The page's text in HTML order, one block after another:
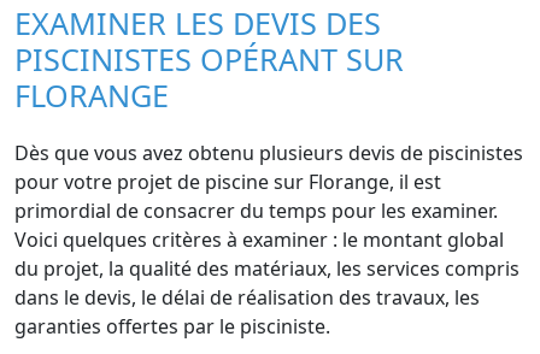
EXAMINER LES DEVIS DES
PISCINISTES OPÉRANT SUR
FLORANGE
Dès que vous avez obtenu plusieurs devis de piscinistes
pour votre projet de piscine sur Florange, il est
primordial de consacrer du temps pour les examiner.
Voici quelques critères à examiner : le montant global
du projet, la qualité des matériaux, les services compris
dans le devis, le délai de réalisation des travaux, les
garanties offertes par le pisciniste.